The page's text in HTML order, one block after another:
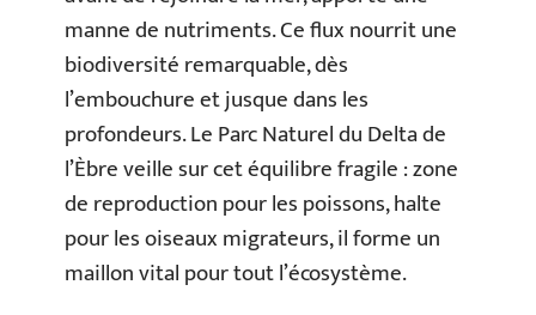
manne de nutriments. Ce flux nourrit une
biodiversité remarquable, dès
l’embouchure et jusque dans les
profondeurs. Le Parc Naturel du Delta de
l’Èbre veille sur cet équilibre fragile : zone
de reproduction pour les poissons, halte
pour les oiseaux migrateurs, il forme un
maillon vital pour tout l’écosystème.